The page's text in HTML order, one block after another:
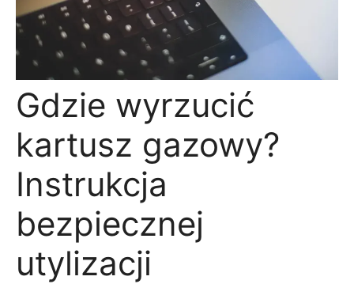
Gdzie wyrzucić
kartusz gazowy?
Instrukcja
bezpiecznej
utylizacji